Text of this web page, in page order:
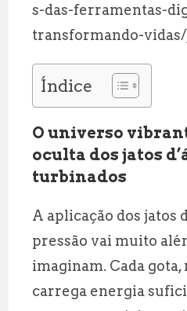
s-das-ferramentas-
transformando-
Índice
O universo
oculta dos jatos
turbinados
A aplicação dos jatos
pressão vai muito
imaginam. Cada
carrega energia